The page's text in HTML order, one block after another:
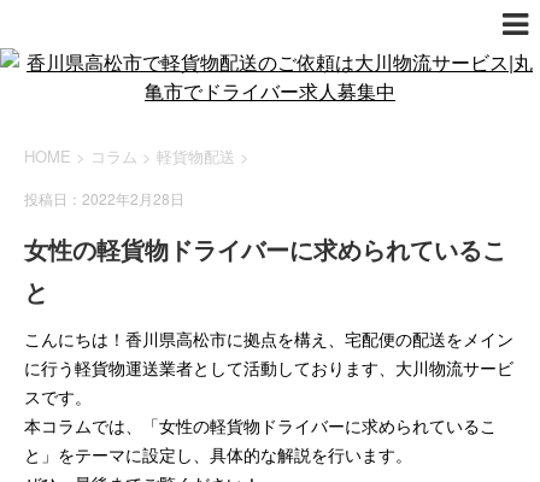
HOME > コラム > 軽貨物配送 >
投稿日：2022年2月28日
女性の軽貨物ドライバーに求められているこ
と
こんにちは！香川県高松市に拠点を構え、宅配便の配送をメイン
に行う軽貨物運送業者として活動しております、大川物流サービ
スです。
本コラムでは、「女性の軽貨物ドライバーに求められているこ
と」をテーマに設定し、具体的な解説を行います。